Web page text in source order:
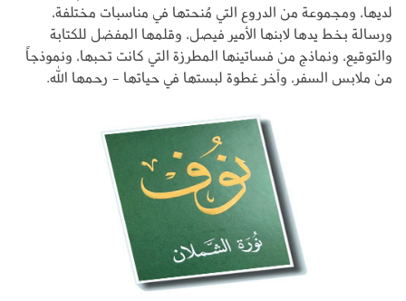
لديها، ومجموعة من الدروع التي مُنحتها في مناسبات مختلفة،
ورسالة بخط يدها لابنها الأمير فيصل، وقلمها المفضل للكتابة
والتوقيع، ونماذج من فساتينها المطرزة التي كانت تحبها، ونموذجاً
من ملابس السفر، وآخر غطوة لبستها في حياتها - رحمها الله.